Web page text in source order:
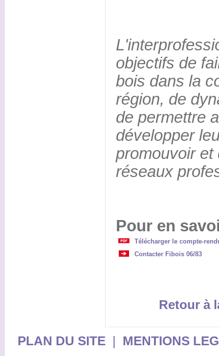
objectifs de
bois dans la
région, de
de permettre
développer
promouvoir et
réseaux
Pour en
Télécharger le compte-
Contacter Fibois 06/83
Retour à
PLAN DU SITE| MENTIONS